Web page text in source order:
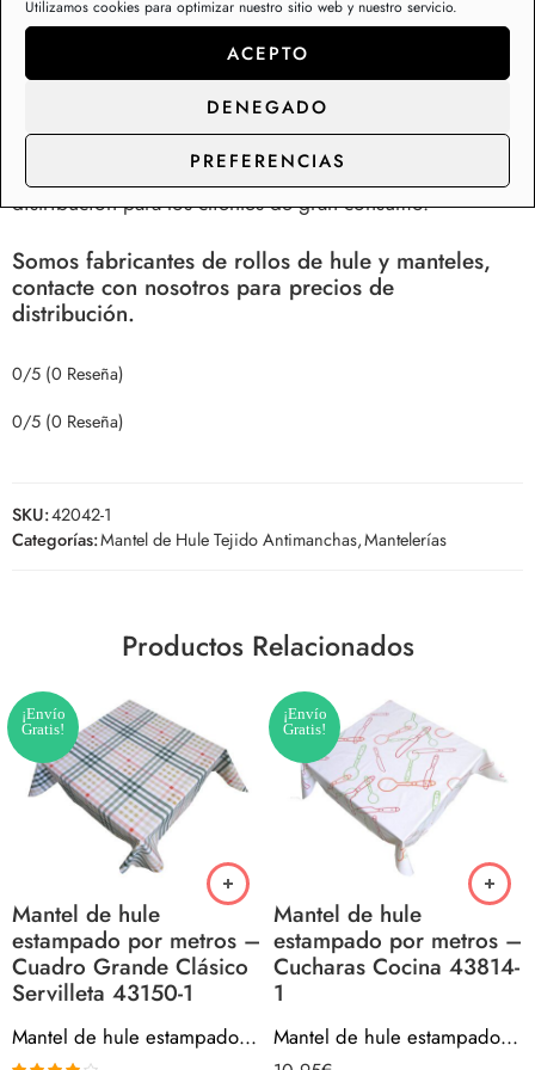
Utilizamos cookies para optimizar nuestro sitio web y nuestro servicio.
ACEPTO
DENEGADO
PREFERENCIAS
nuestras mesas y nos ahorran colada de manteles cada
semana. Además en verano son muy prácticos sobre los
muebles de terraza y en el interior son la perfecta
solución para mesas de comedor y cocina. Disponemos
de una colección de más de 200 diseños de mantelerías
de hule en Stock, con capacidad de suministro y
distribución para los clientes de gran consumo.
Somos fabricantes de rollos de hule y manteles,
contacte con nosotros para precios de
distribución.
0/5 (0 Reseña)
0/5 (0 Reseña)
SKU:42042-1
Categorías:Mantel de Hule Tejido Antimanchas,Mantelerías
Productos Relacionados
¡Envío
Gratis!
Mantel de hule
estampado por metros –
Cuadro Grande Clásico
Servilleta 43150-1
Mantel de hule estampado por metros – Cuadro Grande Clásico Servilleta 43150-1
¡Envío
Gratis!
Mantel de hule
estampado por metros –
Cucharas Cocina 43814-
1
Mantel de hule estampado por metros – Cucharas Cocina 43814-1